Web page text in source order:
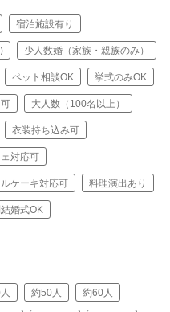
宿泊施設有り
少人数婚（家族・親族のみ）
ペット相談OK 挙式のみOK
大人数（100名以上）
衣装持ち込み可
対応可
ケーキ対応可 料理演出あり
婚式OK
約50人 約60人